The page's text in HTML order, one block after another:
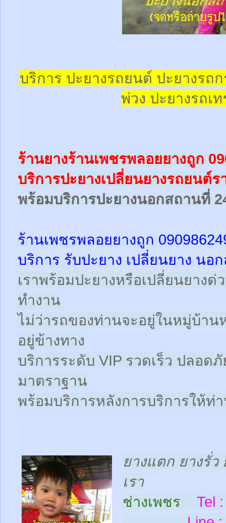
บริการ ปะยางรถยนต์ ปะยางรถ
พ่วง ปะยางรถเ
ร้านยางร้านเพชรพลอยยางถูก
บริการปะยางเปลี่ยนยางรถยนต์ร
พร้อมบริการปะยางนอกสถานที่
ร้านเพชรพลอยยางถูก
บริการ รับปะยาง เปลี่ยนยาง น
เราพร้อมปะยางหรือเปลี่ยนยาง
ทำงาน
ไม่ว่ารถของท่านจะอยู่ในหมู่บ้า
อยู่ข้างทาง
บริการระดับ VIP รวดเร็ว ปลอด
มาตราฐาน
พร้อมบริการหลังการบริการให้ท่
ยางแตก ยางรั่ว
เรา
ช่างเพชร
Tel :